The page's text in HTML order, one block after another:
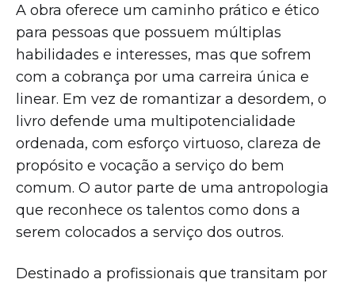
A obra oferece um caminho prático e ético
para pessoas que possuem múltiplas
habilidades e interesses, mas que sofrem
com a cobrança por uma carreira única e
linear. Em vez de romantizar a desordem, o
livro defende uma multipotencialidade
ordenada, com esforço virtuoso, clareza de
propósito e vocação a serviço do bem
comum. O autor parte de uma antropologia
que reconhece os talentos como dons a
serem colocados a serviço dos outros.
Destinado a profissionais que transitam por